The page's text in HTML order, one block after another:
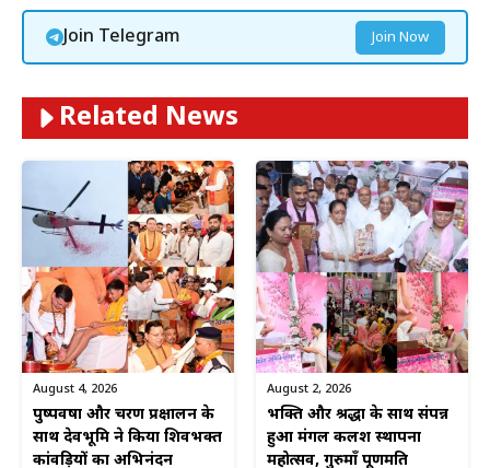
Join Telegram Join Now
Related News
August 4, 2026
पुष्पवर्षा और चरण प्रक्षालन के
साथ देवभूमि ने किया शिवभक्त
कांवड़ियों का अभिनंदन
August 2, 2026
भक्ति और श्रद्धा के साथ संपन्न
हुआ मंगल कलश स्थापना
महोत्सव, गुरुमाँ पूर्णमति